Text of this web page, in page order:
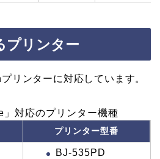
プリンター
リンターに対応しています。
対応のプリンター機種
プリンター型番
BJ-535PD